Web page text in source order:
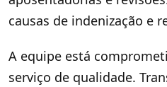
causas de indenização e
A equipe está
serviço de qualidade.